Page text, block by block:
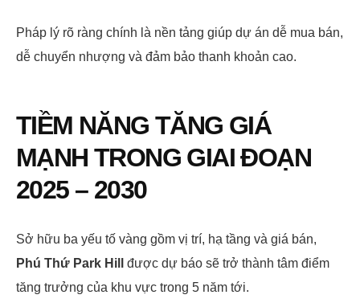
Pháp lý rõ ràng chính là nền tảng giúp dự án dễ mua bán,
dễ chuyển nhượng và đảm bảo thanh khoản cao.
TIỀM NĂNG TĂNG GIÁ
MẠNH TRONG GIAI ĐOẠN
2025 – 2030
Sở hữu ba yếu tố vàng gồm vị trí, hạ tầng và giá bán,
Phú Thứ Park Hill
được dự báo sẽ trở thành tâm điểm
tăng trưởng của khu vực trong 5 năm tới.